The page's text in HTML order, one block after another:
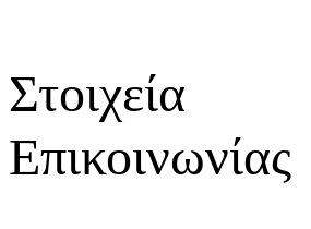
Στοιχεία
Επικοινωνίας